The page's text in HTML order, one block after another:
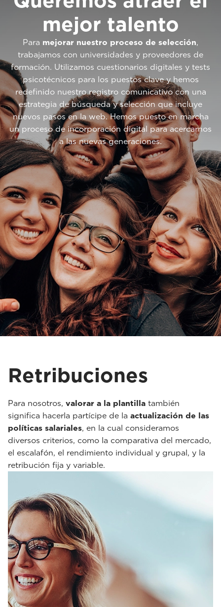
mejor talento
Para mejorar nuestro proceso de selección,
trabajamos con universidades y proveedores de
formación. Utilizamos cuestionarios digitales y tests
psicotécnicos para los puestos clave y hemos
redefinido nuestro registro comunicativo con una
estrategia de búsqueda y selección que incluye
nuevos pasos en la web. Hemos puesto en marcha
un proceso de incorporación digital para acercarnos
a las nuevas generaciones.
Retribuciones
Para nosotros, valorar a la plantilla también
significa hacerla partícipe de la actualización de las
políticas salariales, en la cual consideramos
diversos criterios, como la comparativa del mercado,
el escalafón, el rendimiento individual y grupal, y la
retribución fija y variable.